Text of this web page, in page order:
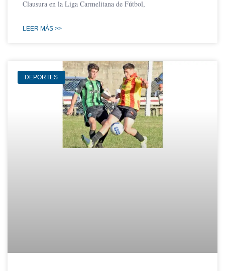
Clausura en la Liga Carmelitana de Fútbol,
LEER MÁS >>
DEPORTES